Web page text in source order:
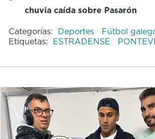
chuvia caída sobre Pasarón
Categorías: Deportes
Fútbol
Etiquetas: ESTRADENSE